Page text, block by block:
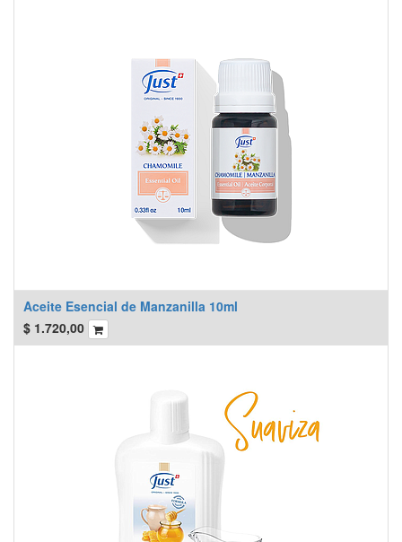
Aceite Esencial de Manzanilla 10ml
$ 1.720,00